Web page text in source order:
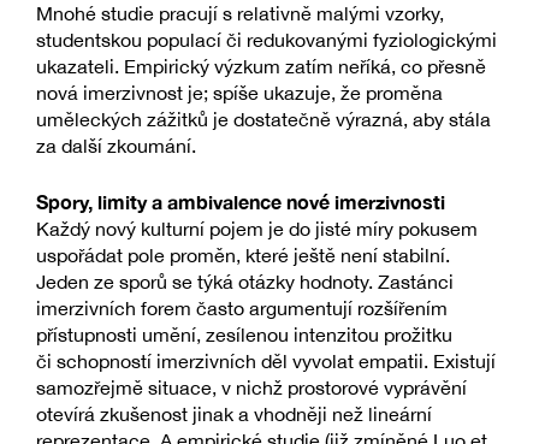
Mnohé studie pracují s relativně malými vzorky,
studentskou populací či redukovanými fyziologickými
ukazateli. Empirický výzkum zatím neříká, co přesně
nová imerzivnost je; spíše ukazuje, že proměna
uměleckých zážitků je dostatečně výrazná, aby stála
za další zkoumání.
Spory, limity a ambivalence nové imerzivnosti
Každý nový kulturní pojem je do jisté míry pokusem
uspořádat pole proměn, které ještě není stabilní.
Jeden ze sporů se týká otázky hodnoty. Zastánci
imerzivních forem často argumentují rozšířením
přístupnosti umění, zesílenou intenzitou prožitku
či schopností imerzivních děl vyvolat empatii. Existují
samozřejmě situace, v nichž prostorové vyprávění
otevírá zkušenost jinak a vhodněji než lineární